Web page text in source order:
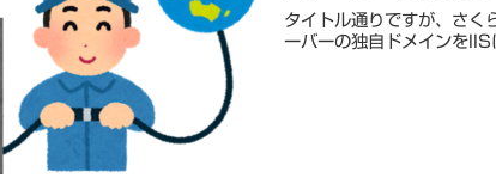
タイトル通りですが、さ
ーバーの独自ドメインを